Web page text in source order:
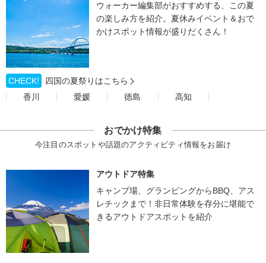
ウォーカー編集部がおすすめする、この夏
の楽しみ方を紹介。夏休みイベント＆おで
かけスポット情報が盛りだくさん！
CHECK!
四国の夏祭りはこちら
香川
愛媛 徳島 高知
おでかけ特集
今注目のスポットや話題のアクティビティ情報をお届け
アウトドア特集
キャンプ場、グランピングからBBQ、アス
レチックまで！非日常体験を存分に堪能で
きるアウトドアスポットを紹介